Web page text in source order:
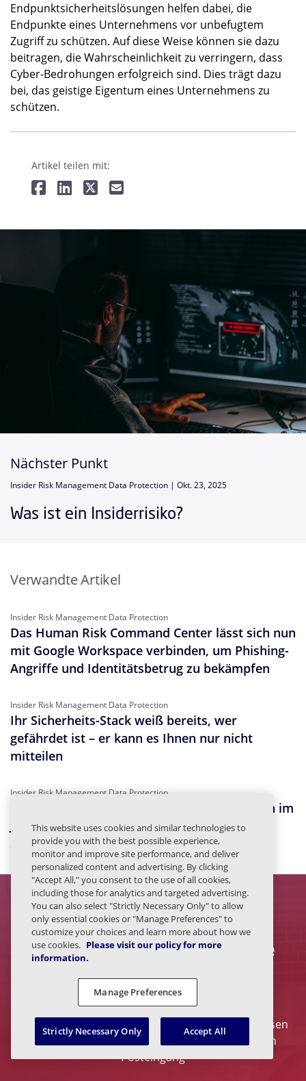
Endpunktsicherheitslösungen helfen dabei, die
Endpunkte eines Unternehmens vor unbefugtem
Zugriff zu schützen. Auf diese Weise können sie dazu
beitragen, die Wahrscheinlichkeit zu verringern, dass
Cyber-Bedrohungen erfolgreich sind. Dies trägt dazu
bei, das geistige Eigentum eines Unternehmens zu
schützen.
Artikel teilen mit:
Nächster Punkt
Insider Risk Management Data Protection | Okt. 23, 2025
Was ist ein Insiderrisiko?
Verwandte Artikel
Insider Risk Management Data Protection
Das Human Risk Command Center lässt sich nun
mit Google Workspace verbinden, um Phishing-
Angriffe und Identitätsbetrug zu bekämpfen
Insider Risk Management Data Protection
Ihr Sicherheits-Stack weiß bereits, wer
gefährdet ist – er kann es Ihnen nur nicht
mitteilen
Insider Risk Management Data Protection
Die Lage der menschlichen Sicherheitsrisiken im
Jahr 2026: Das Paradoxon der
Sicherheitseffektivität
Abonnieren Sie Cyber Resilience
diesen
Erhalten Sie die neuesten Nachrichten und Analysen
aus der Cybersicherheitsbranche direkt in Ihren
Posteingang
This website uses cookies and similar technologies to
provide you with the best possible experience,
monitor and improve site performance, and deliver
personalized content and advertising. By clicking
"Accept All," you consent to the use of all cookies,
including those for analytics and targeted advertising.
You can also select "Strictly Necessary Only" to allow
only essential cookies or "Manage Preferences" to
customize your choices and learn more about how we
use cookies. Please visit our policy for more
information.
Manage Preferences
Strictly Necessary Only Accept All